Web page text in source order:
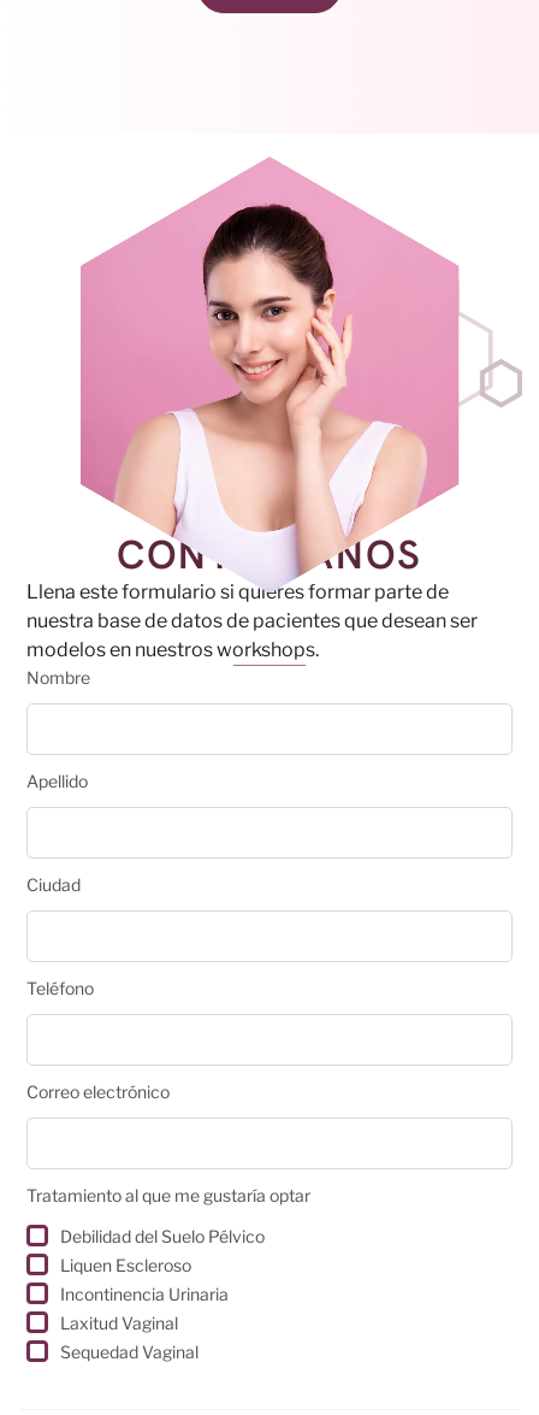
CONTÁCTANOS
Llena este formulario si quieres formar parte de
nuestra base de datos de pacientes que desean ser
modelos en nuestros workshops.
Nombre
Apellido
Ciudad
Teléfono
Correo electrónico
Tratamiento al que me gustaría optar
Debilidad del Suelo Pélvico
Liquen Escleroso
Incontinencia Urinaria
Laxitud Vaginal
Sequedad Vaginal